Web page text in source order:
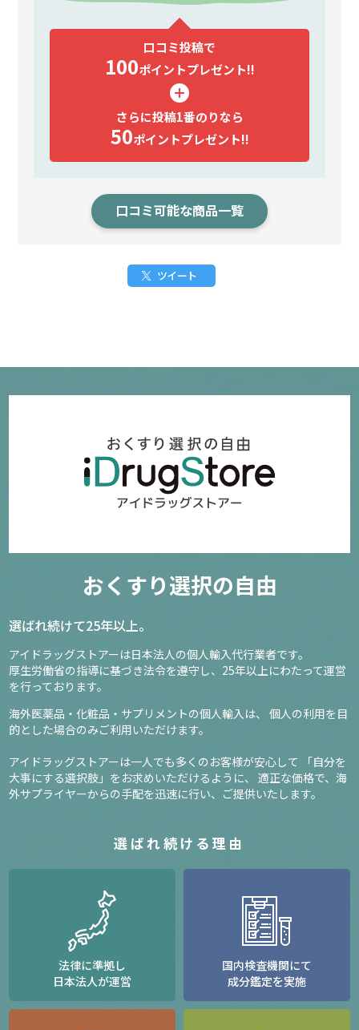
口コミ投稿で
100ポイントプレゼント!!
さらに投稿1番のりなら
50ポイントプレゼント!!
口コミ可能な商品一覧
ツイート
おくすり選択の自由
選ばれ続けて25年以上。
アイドラッグストアーは日本法人の個人輸入代行業者です。
厚生労働省の指導に基づき法令を遵守し、 25年以上にわたって運営
を行っております。
海外医薬品・化粧品・サプリメントの個人輸入は、
個人の利用を目
的とした場合のみご利用いただけます。
アイドラッグストアーは一人でも多くのお客様が安心して
「自分を
大事にする選択肢」をお求めいただけるように、
適正な価格で、海
外サプライヤーからの手配を迅速に行い、ご提供いたします。
選ばれ続ける理由
法律に準拠し
日本法人が運営
国内検査機関にて
成分鑑定を実施